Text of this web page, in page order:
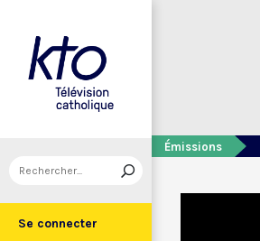
Se connecter
Émissions